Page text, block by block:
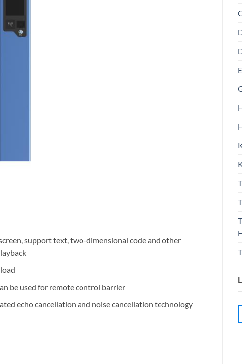
support text, two-dimensional code and other
be used for remote control barrier
echo cancellation and noise cancellation technology